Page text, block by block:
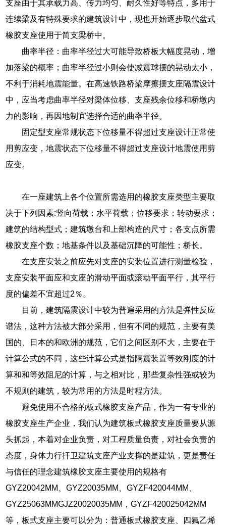
支座由于其承载力高、传力均匀、耐久性好等特点，多用于
连续梁及有特殊要求的建筑设计中，现也开始逐步取代盆式
橡胶支座使用于简支梁桥中。
曲率半径：曲率半径过大可能导致桥板大幅度晃动，增
加落梁的概率；曲率半径过小则会使减震球摆的晃动太小，
不利于消耗地震能量。在高速铁路桥梁摩擦摆支座隔震设计
中，应当考虑曲率半径对梁体位移、支座残余位移和桥墩内
力的影响，再因地制宜选择合适的曲率半径。
固定型支座常规状态下位移量不得超过支座设计正常使
用剪应变，地震状态下位移量不得超过支座设计地震使用剪
应变。
在一座建筑上各个位置所需选用的橡胶支座类型主要取
决于下列因素:竖向荷载；水平荷载；位移要求；转动要求；
建筑的结构型式；建筑墩台和上部构造的尺寸；各支点所需
橡胶支座个数；地基条件以及基础沉降的可能性；桥长。
在支座安装之前应先对支座的安装位置进行测量检验，
支座安装平面应和支座的滑动平面或滚动平面平行，其平行
度的偏差不宜超过2％。
目前，建筑隔震设计中较为普遍采用的方法是弹性反应
谱法，这种方法被大部分采用，但有不同的规范，主要有美
国的、日本的和欧洲的规范，它们之间区别不大，主要在于
计算公式的不同，这些计算公式是指隔震装置等效刚度的计
算和和等效阻尼的计算，与之相对比，那些复杂性强或较为
不规则的建筑，较为常用的方法是时程方法。
避免使用不合格的板式橡胶支座产品，作为一有专业的
橡胶支座生产企业，我们认为建筑板式橡胶支座质量要从源
头抓起，本着对企业负责，对工程质量负责，对社会负责的
态度，身体力行扞卫建筑支座产业支撑的是建筑，更是责任
与信任的理念建筑橡胶支座主要使用的规格有
GYZ20042MM、GYZ20035MM、GYZF420044MM、
GYZ25063MMGJZ20020035MM，GYZF420025042MM
等，板式支座主要可以分为：普通板式橡胶支座、四氟乙烯